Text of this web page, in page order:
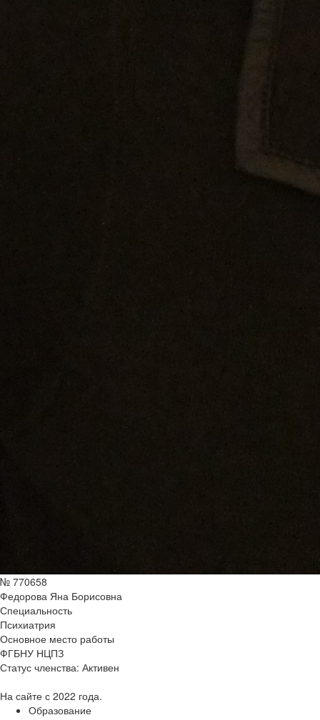
№ 770658
Федорова Яна Борисовна
Специальность
Психиатрия
Основное место работы
ФГБНУ НЦПЗ
Статус членства: Активен
На сайте с 2022 года.
Образование